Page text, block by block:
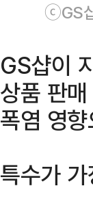
ⓒGS
GS샵이
상품 판
폭염 영
특수가